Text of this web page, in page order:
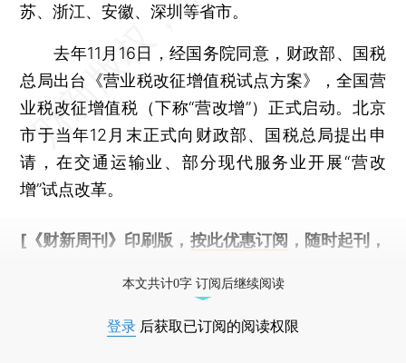
苏、浙江、安徽、深圳等省市。
去年11月16日，经国务院同意，财政部、国税
总局出台《营业税改征增值税试点方案》，全国营
业税改征增值税（下称“营改增”）正式启动。北京
市于当年12月末正式向财政部、国税总局提出申
请，在交通运输业、部分现代服务业开展“营改
增”试点改革。
[《财新周刊》印刷版， 按此优惠订阅 ，随时起刊，
本文共计0字 订阅后继续阅读
登录 后获取已订阅的阅读权限